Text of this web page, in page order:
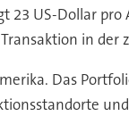
23 US-Dollar pro
in der
Das